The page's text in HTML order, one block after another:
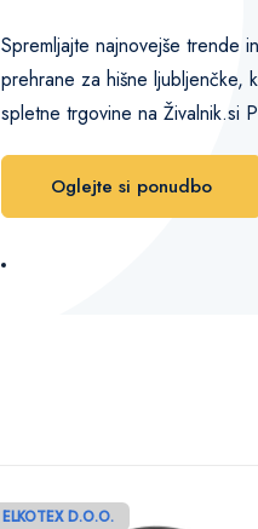
Spremljajte najnovejše trende
prehrane za hišne ljubljenčke,
spletne trgovine na Živalnik.si
Oglejte si ponudbo
ELKOTEX D.O.O.